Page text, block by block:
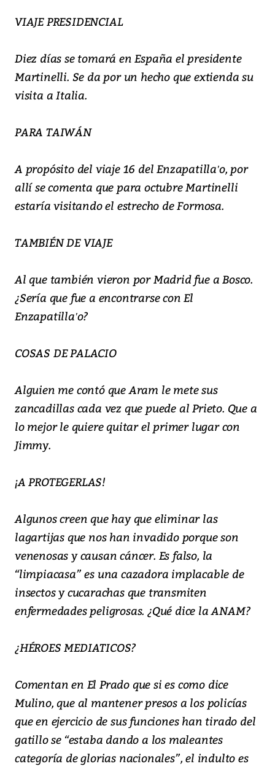
VIAJE PRESIDENCIAL
Diez días se tomará en España el presidente
Martinelli. Se da por un hecho que extienda su
visita a Italia.
PARA TAIWÁN
A propósito del viaje 16 del Enzapatilla′o, por
allí se comenta que para octubre Martinelli
estaría visitando el estrecho de Formosa.
TAMBIÉN DE VIAJE
Al que también vieron por Madrid fue a Bosco.
¿Sería que fue a encontrarse con El
Enzapatilla′o?
COSAS DE PALACIO
Alguien me contó que Aram le mete sus
zancadillas cada vez que puede al Prieto. Que a
lo mejor le quiere quitar el primer lugar con
Jimmy.
¡A PROTEGERLAS!
Algunos creen que hay que eliminar las
lagartijas que nos han invadido porque son
venenosas y causan cáncer. Es falso, la
“limpiacasa” es una cazadora implacable de
insectos y cucarachas que transmiten
enfermedades peligrosas. ¿Qué dice la ANAM?
¿HÉROES MEDIATICOS?
Comentan en El Prado que si es como dice
Mulino, que al mantener presos a los policías
que en ejercicio de sus funciones han tirado del
gatillo se “estaba dando a los maleantes
categoría de glorias nacionales”, el indulto es